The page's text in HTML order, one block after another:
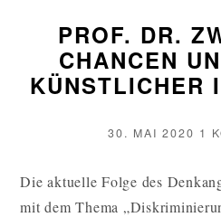
PROF. DR.
CHANCEN
KÜNSTLICHER
30. MAI 2020 1
Die aktuelle Folge des
mit dem Thema